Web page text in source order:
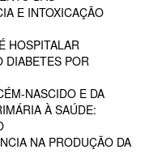
E INTOXICAÇÃO
HOSPITALAR
DIABETES POR
NASCIDO E DA
À SAÚDE:
NA PRODUÇÃO DA